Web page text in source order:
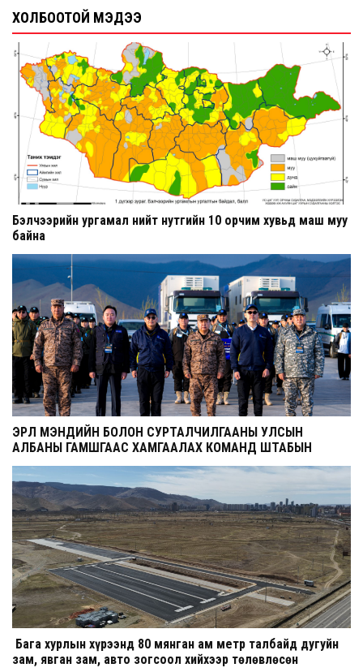
ХОЛБООТОЙ МЭДЭЭ
Бэлчээрийн ургамал нийт нутгийн 10 орчим хувьд маш муу
байна
ЭРҮҮЛ МЭНДИЙН БОЛОН СУРТАЛЧИЛГААНЫ УЛСЫН
АЛБАНЫ ГАМШГААС ХАМГААЛАХ КОМАНД ШТАБЫН
СУРГУУЛЬ ЭХЭЛЛЭЭ
Бага хурлын хүрээнд 80 мянган ам метр талбайд дугуйн
зам, явган зам, авто зогсоол хийхээр төлөвлөсөн